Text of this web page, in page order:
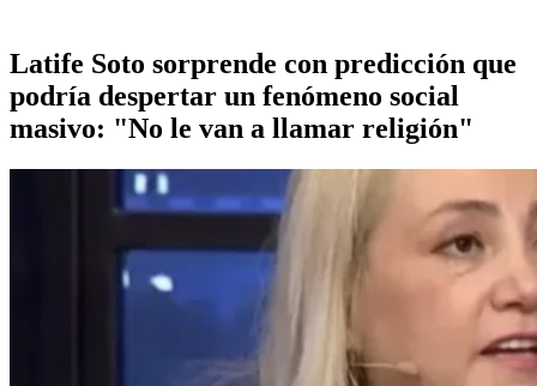
Latife Soto sorprende con predicción que
podría despertar un fenómeno social
masivo: "No le van a llamar religión"